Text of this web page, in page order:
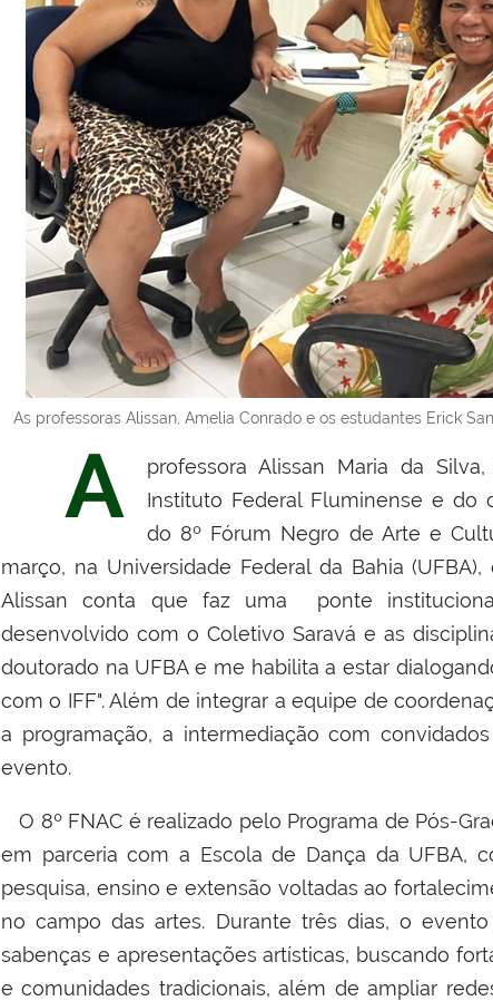
As professoras Alissan, Amelia Conrado e os estudantes Erick
A
professora Alissan Maria da
Instituto Federal Fluminense e do
do 8º Fórum Negro de Arte e
março, na Universidade Federal da Bahia
Alissan conta que faz uma ponte
desenvolvido com o Coletivo Saravá e as
doutorado na UFBA e me habilita a estar
com o IFF". Além de integrar a equipe de
a programação, a intermediação com
evento.
O 8º FNAC é realizado pelo Programa de Pós-
em parceria com a Escola de Dança da UFBA,
pesquisa, ensino e extensão voltadas ao
no campo das artes. Durante três dias, o
sabenças e apresentações artísticas, buscando
e comunidades tradicionais, além de ampliar